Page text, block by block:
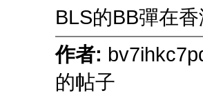
BLS的BB彈在
作者:
的帖子